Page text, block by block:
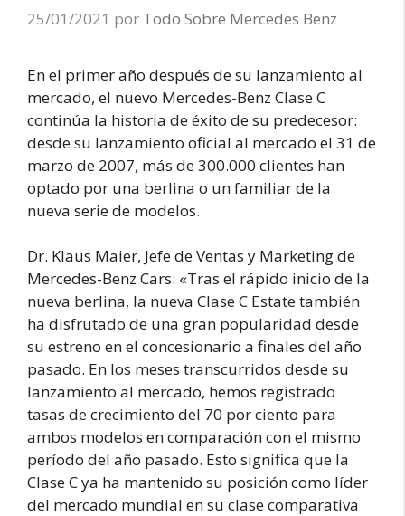
25/01/2021 por Todo Sobre Mercedes Benz
En el primer año después de su lanzamiento al
mercado, el nuevo Mercedes-Benz Clase C
continúa la historia de éxito de su predecesor:
desde su lanzamiento oficial al mercado el 31 de
marzo de 2007, más de 300.000 clientes han
optado por una berlina o un familiar de la
nueva serie de modelos.
Dr. Klaus Maier, Jefe de Ventas y Marketing de
Mercedes-Benz Cars: «Tras el rápido inicio de la
nueva berlina, la nueva Clase C Estate también
ha disfrutado de una gran popularidad desde
su estreno en el concesionario a finales del año
pasado. En los meses transcurridos desde su
lanzamiento al mercado, hemos registrado
tasas de crecimiento del 70 por ciento para
ambos modelos en comparación con el mismo
período del año pasado. Esto significa que la
Clase C ya ha mantenido su posición como líder
del mercado mundial en su clase comparativa